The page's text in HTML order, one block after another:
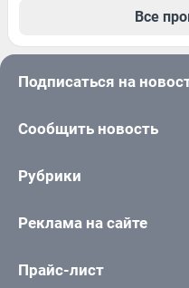
Все
Подписаться на
Сообщить новость
Рубрики
Реклама на сайте
Прайс-лист